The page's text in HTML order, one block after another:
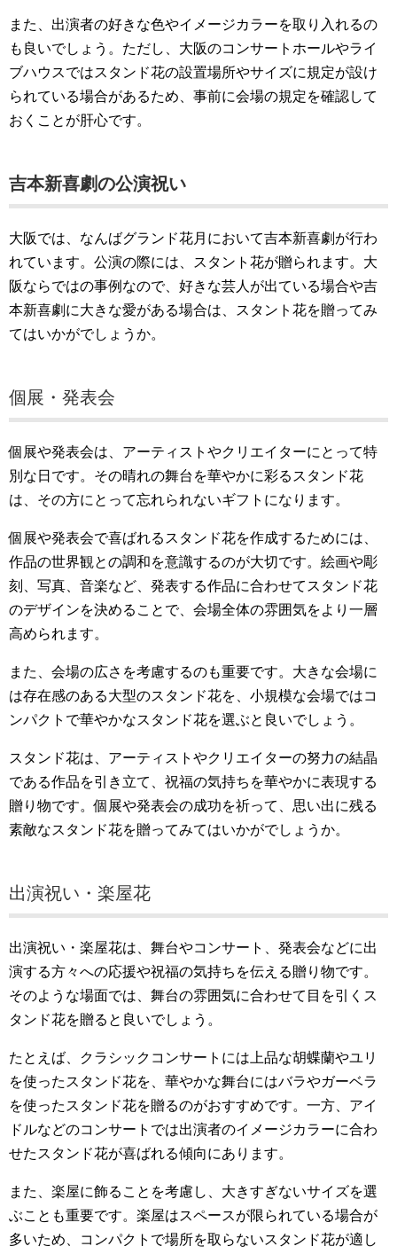
また、出演者の好きな色やイメージカラーを取り入れるの
も良いでしょう。ただし、大阪のコンサートホールやライ
ブハウスではスタンド花の設置場所やサイズに規定が設け
られている場合があるため、事前に会場の規定を確認して
おくことが肝心です。
吉本新喜劇の公演祝い
大阪では、なんばグランド花月において吉本新喜劇が行わ
れています。公演の際には、スタント花が贈られます。大
阪ならではの事例なので、好きな芸人が出ている場合や吉
本新喜劇に大きな愛がある場合は、スタント花を贈ってみ
てはいかがでしょうか。
個展・発表会
個展や発表会は、アーティストやクリエイターにとって特
別な日です。その晴れの舞台を華やかに彩るスタンド花
は、その方にとって忘れられないギフトになります。
個展や発表会で喜ばれるスタンド花を作成するためには、
作品の世界観との調和を意識するのが大切です。絵画や彫
刻、写真、音楽など、発表する作品に合わせてスタンド花
のデザインを決めることで、会場全体の雰囲気をより一層
高められます。
また、会場の広さを考慮するのも重要です。大きな会場に
は存在感のある大型のスタンド花を、小規模な会場ではコ
ンパクトで華やかなスタンド花を選ぶと良いでしょう。
スタンド花は、アーティストやクリエイターの努力の結晶
である作品を引き立て、祝福の気持ちを華やかに表現する
贈り物です。個展や発表会の成功を祈って、思い出に残る
素敵なスタンド花を贈ってみてはいかがでしょうか。
出演祝い・楽屋花
出演祝い・楽屋花は、舞台やコンサート、発表会などに出
演する方々への応援や祝福の気持ちを伝える贈り物です。
そのような場面では、舞台の雰囲気に合わせて目を引くス
タンド花を贈ると良いでしょう。
たとえば、クラシックコンサートには上品な胡蝶蘭やユリ
を使ったスタンド花を、華やかな舞台にはバラやガーベラ
を使ったスタンド花を贈るのがおすすめです。一方、アイ
ドルなどのコンサートでは出演者のイメージカラーに合わ
せたスタンド花が喜ばれる傾向にあります。
また、楽屋に飾ることを考慮し、大きすぎないサイズを選
ぶことも重要です。楽屋はスペースが限られている場合が
多いため、コンパクトで場所を取らないスタンド花が適し